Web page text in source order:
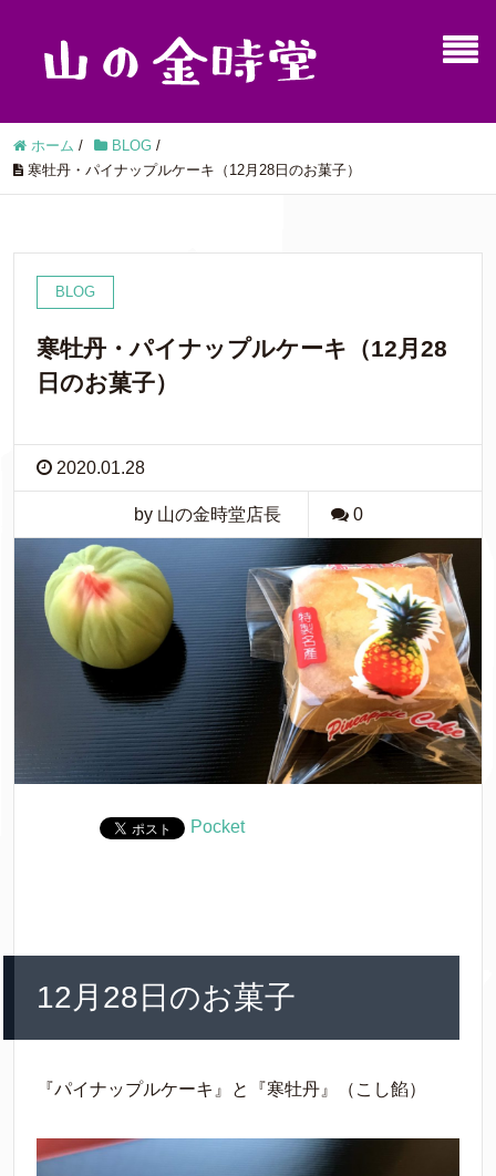
ホーム / BLOG /
寒牡丹・パイナップルケーキ（12月28日のお菓子）
BLOG
寒牡丹・パイナップルケーキ（12月28
日のお菓子）
2020.01.28
by 山の金時堂店長 0
Pocket
12月28日のお菓子
『パイナップルケーキ』と『寒牡丹』（こし餡）